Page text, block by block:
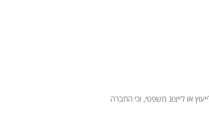
או לייצוג משפטי, וכי החברה